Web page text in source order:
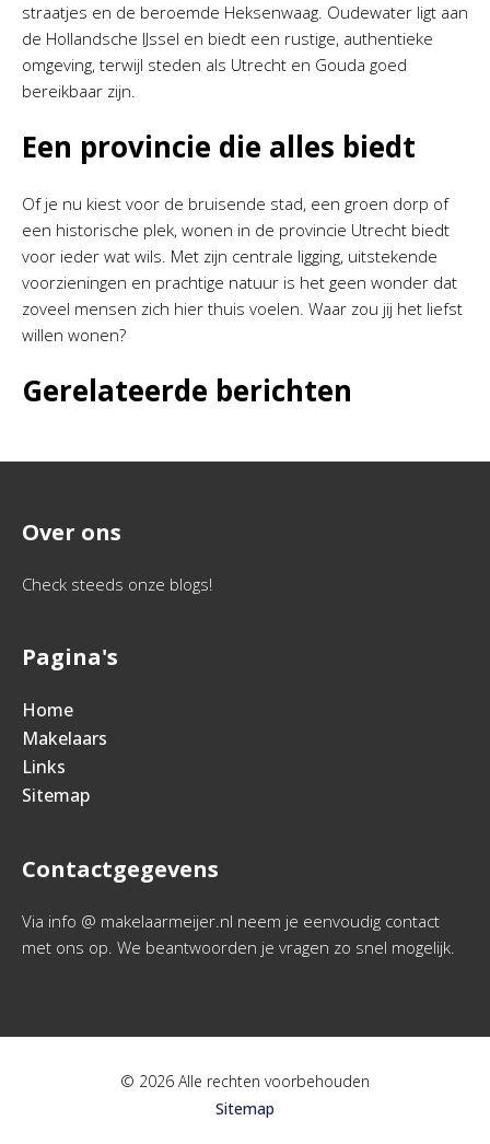
straatjes en de beroemde Heksenwaag. Oudewater ligt aan
de Hollandsche IJssel en biedt een rustige, authentieke
omgeving, terwijl steden als Utrecht en Gouda goed
bereikbaar zijn.
Een provincie die alles biedt
Of je nu kiest voor de bruisende stad, een groen dorp of
een historische plek, wonen in de provincie Utrecht biedt
voor ieder wat wils. Met zijn centrale ligging, uitstekende
voorzieningen en prachtige natuur is het geen wonder dat
zoveel mensen zich hier thuis voelen. Waar zou jij het liefst
willen wonen?
Gerelateerde berichten
Over ons
Check steeds onze blogs!
Pagina's
Home
Makelaars
Links
Sitemap
Contactgegevens
Via info @ makelaarmeijer.nl neem je eenvoudig contact
met ons op. We beantwoorden je vragen zo snel mogelijk.
© 2026 Alle rechten voorbehouden
Sitemap